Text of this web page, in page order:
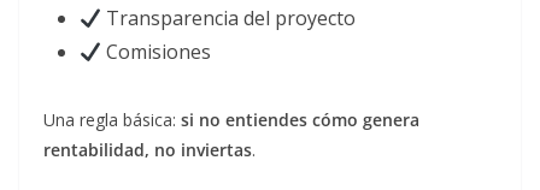
Transparencia del proyecto
Comisiones
Una regla básica: si no entiendes cómo genera
rentabilidad, no inviertas.